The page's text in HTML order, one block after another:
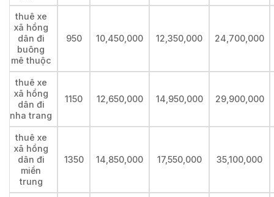
thuê xe
xã hồng
dân đi
buông
mê thuộc
950 10,450,000 12,350,000 24,700,000
thuê xe
xã hồng
dân đi
nha trang
1150 12,650,000 14,950,000 29,900,000
thuê xe
xã hồng
dân đi
miền
trung
1350 14,850,000 17,550,000 35,100,000